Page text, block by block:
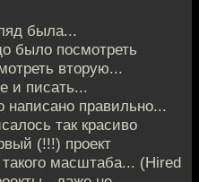
была...
было посмотреть
вторую...
и писать...
написано правильно...
так красиво
(!!!) проект
масштаба... (Hired